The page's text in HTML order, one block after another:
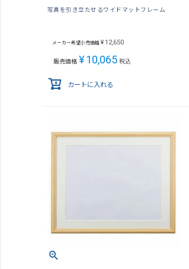
写真を引き立たせるワイドマットフレーム
メーカー希望小売価格 ¥ 12,650
販売価格 ¥10,065 税込
カートに入れる